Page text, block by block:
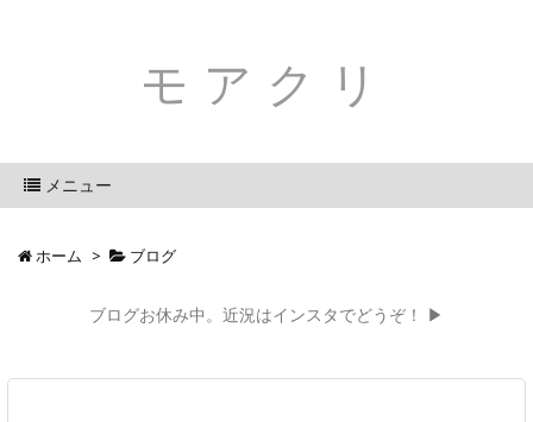
モアクリ
メニュー
ホーム > ブログ
ブログお休み中。近況はインスタでどうぞ！ ▶